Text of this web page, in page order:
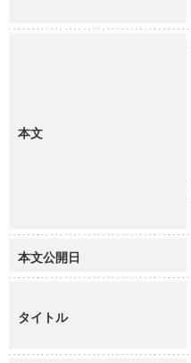
本文
本文公開日
タイトル